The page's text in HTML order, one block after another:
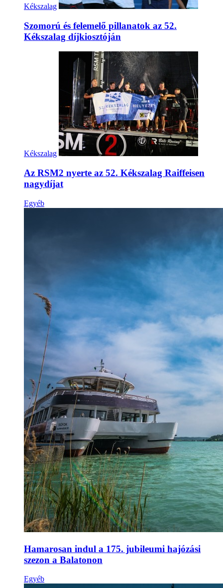
Kékszalag
Szomorú és felemelő pillanatok az 52.
Kékszalag díjkiosztóján
Kékszalag
Az RSM2 nyerte az 52. Kékszalag Raiffeisen
nagydíjat
Egyéb
Hamarosan indul a 175. jubileumi hajózási
szezon a Balatonon
Egyéb